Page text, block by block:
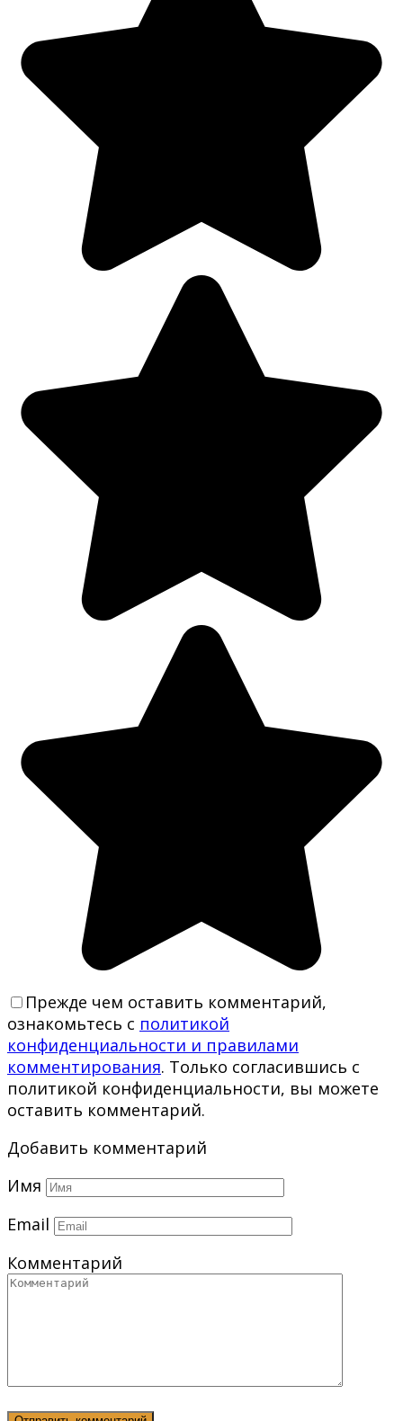
Прежде чем оставить комментарий,
ознакомьтесь с политикой
конфиденциальности и правилами
комментирования. Только согласившись с
политикой конфиденциальности, вы можете
оставить комментарий.
Добавить комментарий
Имя
Email
Комментарий